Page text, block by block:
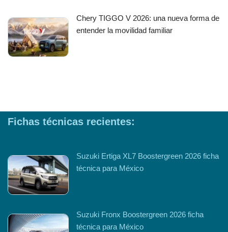
Chery TIGGO V 2026: una nueva forma de
entender la movilidad familiar
Fichas técnicas recientes:
Suzuki Ertiga XL7 Boostergreen 2026 ficha
técnica para México
Suzuki Fronx Boostergreen 2026 ficha
técnica para México